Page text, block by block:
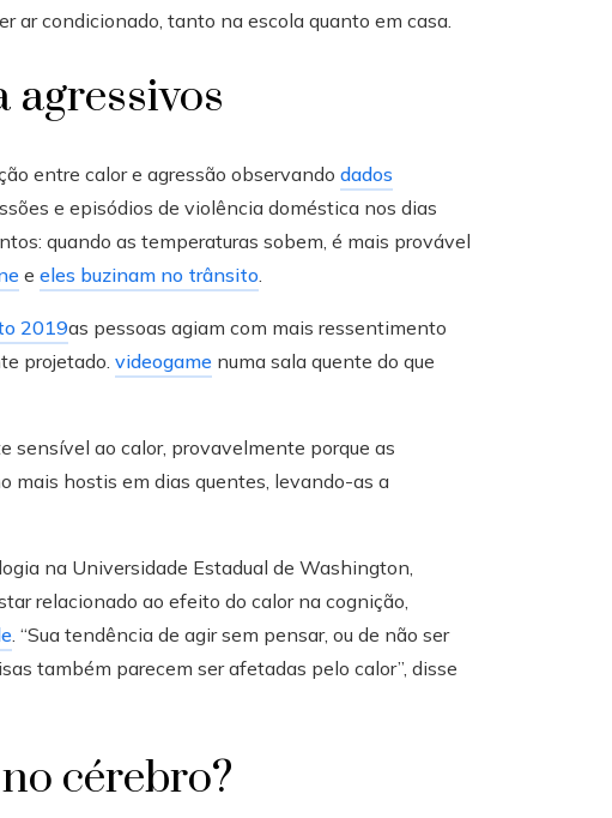
ar condicionado, tanto na escola quanto em casa.
agressivos
entre calor e agressão observando dados
e episódios de violência doméstica nos dias
quando as temperaturas sobem, é mais provável
e eles buzinam no trânsito.
2019as pessoas agiam com mais ressentimento
projetado. videogame numa sala quente do que
sensível ao calor, provavelmente porque as
mais hostis em dias quentes, levando-as a
na Universidade Estadual de Washington,
relacionado ao efeito do calor na cognição,
. “Sua tendência de agir sem pensar, ou de não ser
também parecem ser afetadas pelo calor”, disse
cérebro?